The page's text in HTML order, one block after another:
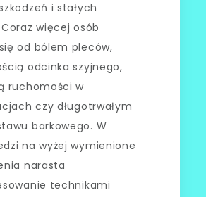
i stałych
więcej osób
od bólem pleców,
odcinka szyjnego,
ruchomości w
czy długotrwałym
barkowego. W
na wyżej wymienione
narasta
technikami